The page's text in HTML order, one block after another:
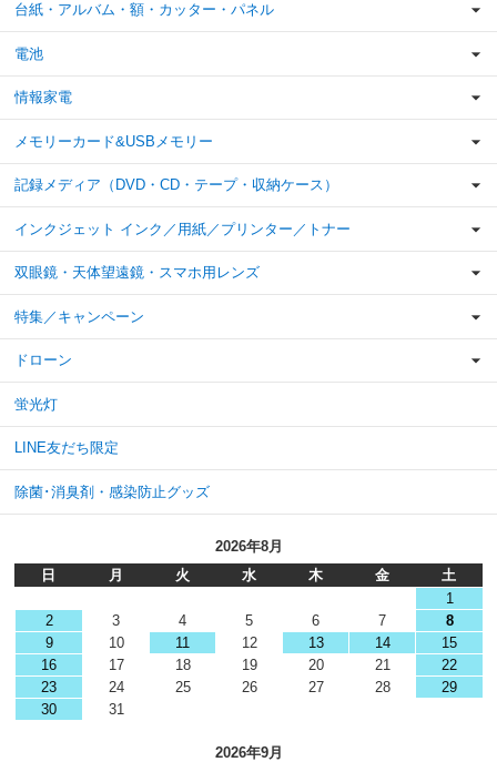
台紙・アルバム・額・カッター・パネル
電池
情報家電
メモリーカード&USBメモリー
記録メディア（DVD・CD・テープ・収納ケース）
インクジェット インク／用紙／プリンター／トナー
双眼鏡・天体望遠鏡・スマホ用レンズ
特集／キャンペーン
ドローン
蛍光灯
LINE友だち限定
除菌･消臭剤・感染防止グッズ
2026年8月
日
月 火 水 木 金
土
1
2
3 4 5 6 7
8
9
10 11 12 13 14
15
16
17 18 19 20 21
22
23
24 25 26 27 28
29
30
31
2026年9月